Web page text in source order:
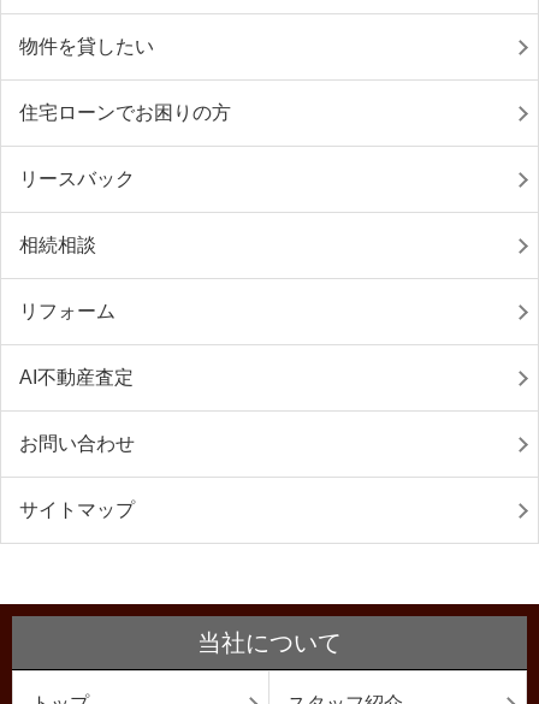
物件を貸したい
住宅ローンでお困りの方
リースバック
相続相談
リフォーム
AI不動産査定
お問い合わせ
サイトマップ
当社について